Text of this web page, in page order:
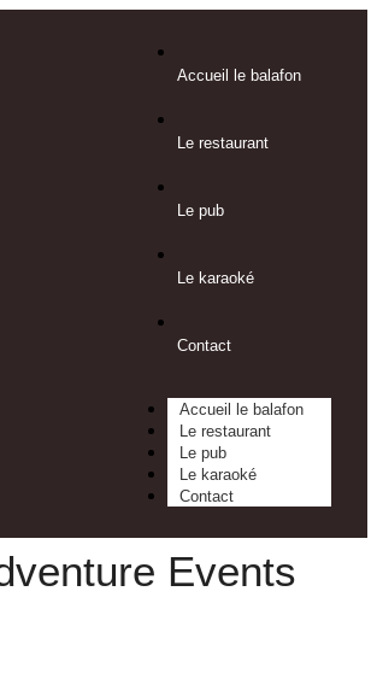
Accueil le balafon
Le restaurant
Le pub
Le karaoké
Contact
Accueil le balafon
Le restaurant
Le pub
Le karaoké
Contact
Events